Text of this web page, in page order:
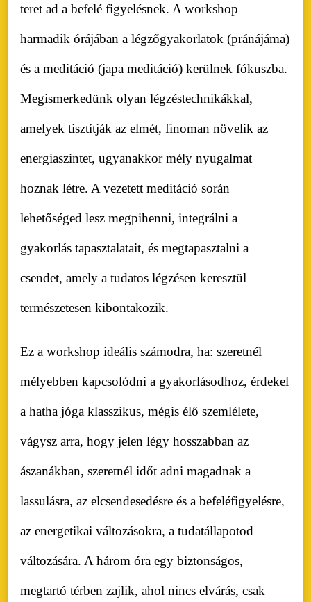
teret ad a befelé figyelésnek. A workshop
harmadik órájában a légzőgyakorlatok (pránájáma)
és a meditáció (japa meditáció) kerülnek fókuszba.
Megismerkedünk olyan légzéstechnikákkal,
amelyek tisztítják az elmét, finoman növelik az
energiaszintet, ugyanakkor mély nyugalmat
hoznak létre. A vezetett meditáció során
lehetőséged lesz megpihenni, integrálni a
gyakorlás tapasztalatait, és megtapasztalni a
csendet, amely a tudatos légzésen keresztül
természetesen kibontakozik.
Ez a workshop ideális számodra, ha: szeretnél
mélyebben kapcsolódni a gyakorlásodhoz, érdekel
a hatha jóga klasszikus, mégis élő szemlélete,
vágysz arra, hogy jelen légy hosszabban az
ászanákban, szeretnél időt adni magadnak a
lassulásra, az elcsendesedésre és a befeléfigyelésre,
az energetikai változásokra, a tudatállapotod
változására. A három óra egy biztonságos,
megtartó térben zajlik, ahol nincs elvárás, csak